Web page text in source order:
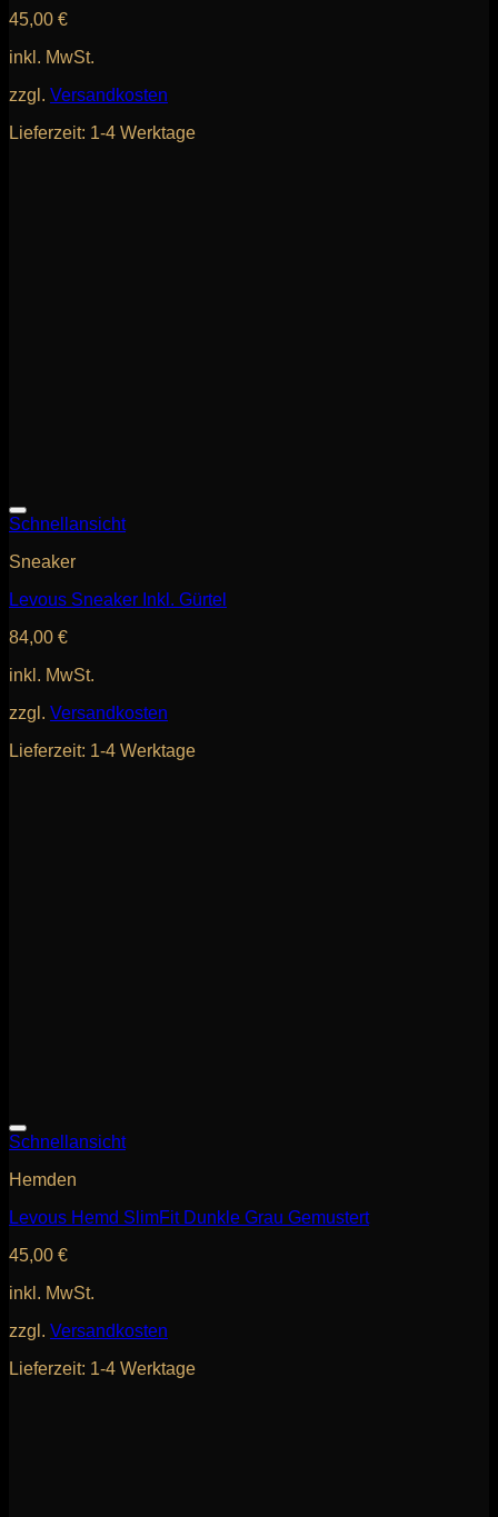
45,00 €
inkl. MwSt.
zzgl. Versandkosten
Lieferzeit: 1-4 Werktage
Schnellansicht
Sneaker
Levous Sneaker Inkl. Gürtel
84,00 €
inkl. MwSt.
zzgl. Versandkosten
Lieferzeit: 1-4 Werktage
Schnellansicht
Hemden
Levous Hemd SlimFit Dunkle Grau Gemustert
45,00 €
inkl. MwSt.
zzgl. Versandkosten
Lieferzeit: 1-4 Werktage